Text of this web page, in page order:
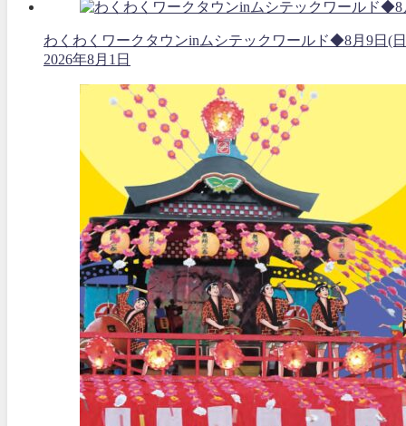
わくわくワークタウンinムシテックワールド◆8月9日(
2026年8月1日